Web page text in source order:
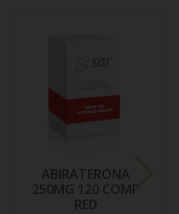
ABIRATERONA
250MG 120 COMP
RED